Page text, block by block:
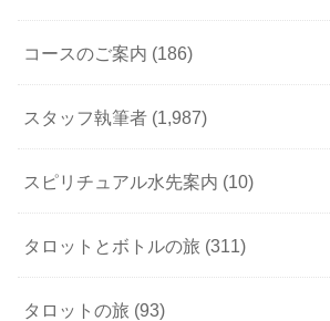
コースのご案内 (186)
スタッフ執筆者 (1,987)
スピリチュアル水先案内 (10)
タロットとボトルの旅 (311)
タロットの旅 (93)